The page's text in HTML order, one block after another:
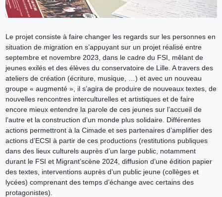
Le projet consiste à faire changer les regards sur les personnes en
situation de migration en s’appuyant sur un projet réalisé entre
septembre et novembre 2023, dans le cadre du FSI, mêlant de
jeunes exilés et des élèves du conservatoire de Lille. A travers des
ateliers de création (écriture, musique, …) et avec un nouveau
groupe « augmenté », il s’agira de produire de nouveaux textes, de
nouvelles rencontres interculturelles et artistiques et de faire
encore mieux entendre la parole de ces jeunes sur l’accueil de
l’autre et la construction d’un monde plus solidaire. Différentes
actions permettront à la Cimade et ses partenaires d’amplifier des
actions d’ECSI à partir de ces productions (restitutions publiques
dans des lieux culturels auprès d’un large public, notamment
durant le FSI et Migrant’scène 2024, diffusion d’une édition papier
des textes, interventions auprès d’un public jeune (collèges et
lycées) comprenant des temps d’échange avec certains des
protagonistes).